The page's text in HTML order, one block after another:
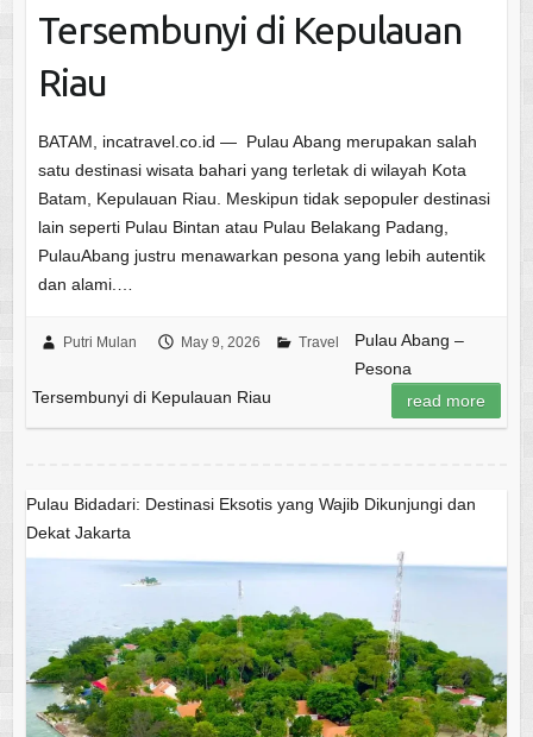
Tersembunyi di Kepulauan
Riau
BATAM, incatravel.co.id — Pulau Abang merupakan salah
satu destinasi wisata bahari yang terletak di wilayah Kota
Batam, Kepulauan Riau. Meskipun tidak sepopuler destinasi
lain seperti Pulau Bintan atau Pulau Belakang Padang,
PulauAbang justru menawarkan pesona yang lebih autentik
dan alami.…
Putri Mulan May 9, 2026 Travel
Pulau Abang –
Pesona
Tersembunyi di Kepulauan Riau
read more
Pulau Bidadari: Destinasi Eksotis yang Wajib Dikunjungi dan
Dekat Jakarta